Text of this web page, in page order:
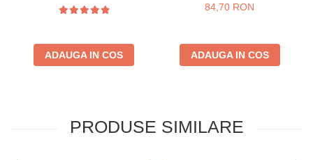
ADAUGA IN COS
84,70 RON
ADAUGA IN COS
PRODUSE SIMILARE